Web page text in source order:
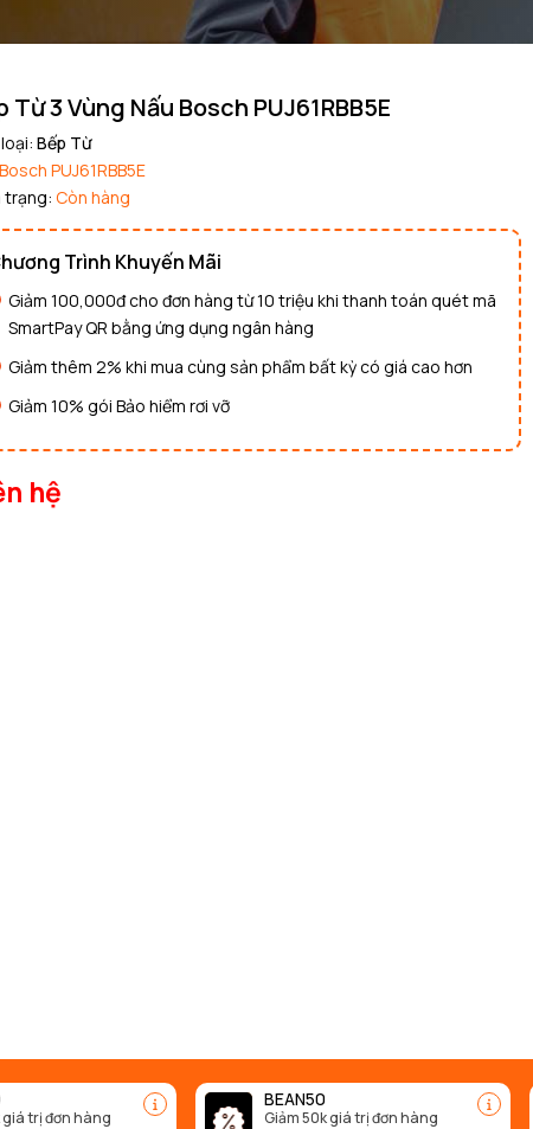
Từ 3 Vùng Nấu Bosch PUJ61RBB5E
Bếp Từ
Bosch PUJ61RBB5E
trạng: Còn hàng
Trình Khuyến Mãi
Giảm 100,000đ cho đơn hàng từ 10 triệu khi thanh toán quét mã
SmartPay QR bằng ứng dụng ngân hàng
Giảm thêm 2% khi mua cùng sản phẩm bất kỳ có giá cao hơn
Giảm 10% gói Bảo hiểm rơi vỡ
hệ
giá trị đơn hàng
BEAN50
Giảm 50k giá trị đơn hàng
giá:
hạn:
và nhập mã ở trangTHANH TOÁN